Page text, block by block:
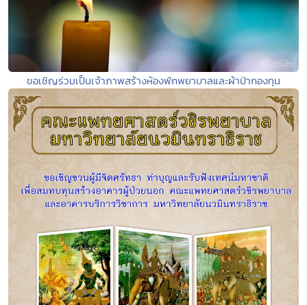
ขอเชิญร่วมเป็นเจ้าภาพสร้างห้องพักพยาบาลและผ้าป่ากองทุน